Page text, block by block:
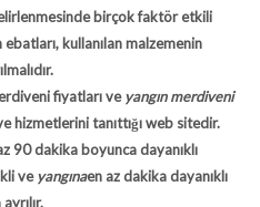
birçok faktör etkili
ebatları, kullanılan malzemenin
fiyatları veyangın merdiveni
hizmetlerini tanıttığı web sitedir.
90 dakika boyunca dayanıklı
veyangınaen az dakika dayanıklı